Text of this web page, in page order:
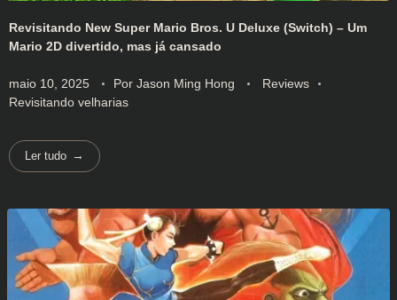
Revisitando New Super Mario Bros. U Deluxe (Switch) – Um
Mario 2D divertido, mas já cansado
maio 10, 2025 Por Jason Ming Hong
Reviews
Revisitando velharias
Ler tudo